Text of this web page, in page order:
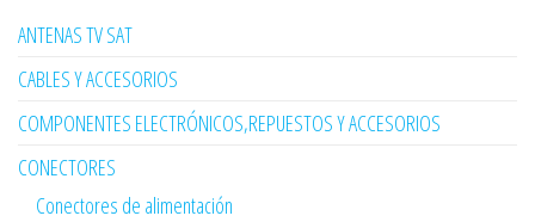
ANTENAS TV SAT
CABLES Y ACCESORIOS
COMPONENTES ELECTRÓNICOS,REPUESTOS Y ACCESORIOS
CONECTORES
Conectores de alimentación